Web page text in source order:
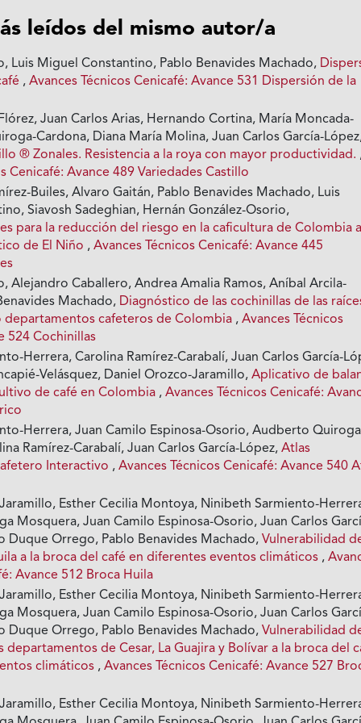
leídos del mismo autor/a
Luis Miguel Constantino, Pablo Benavides Machado,
,Avances Técnicos Cenicafé: Avance 531 Dispersión de la
Juan Carlos Arias, Hernando Cortina, María Moncada-
Cardona, Diana María Molina, Juan Carlos García-
® Zonales. Resistencia a la roya con mayor productividad.
Cenicafé: Avance 489 Variedades Castillo
Builes, Alvaro Gaitán, Pablo Benavides Machado, Luis
Siavosh Sadeghian, Hernán González-Osorio,
para la reducción del riesgo en la caficultura de Colombia
de El Niño ,Avances Técnicos Cenicafé: Avance 445
Alejandro Caballero, Andrea Amalia Ramos, Aníbal Arcila-
Machado, Diagnóstico de las cochinillas de las
departamentos cafeteros de Colombia ,Avances Técnicos
524 Cochinillas
Herrera, Carolina Ramírez-Carabalí, Juan Carlos García-
Velásquez, Daniel Orozco-Jaramillo,Aplicativo de
de café en Colombia ,Avances Técnicos Cenicafé:
Herrera, Juan Camilo Espinosa-Osorio, Audberto
Ramírez-Carabalí, Juan Carlos García-López,Atlas
Interactivo ,Avances Técnicos Cenicafé: Avance 540
Esther Cecilia Montoya, Ninibeth Sarmiento-
Mosquera, Juan Camilo Espinosa-Osorio, Juan Carlos
Duque Orrego, Pablo Benavides Machado,Vulnerabilidad
a la broca del café en diferentes eventos climáticos ,
Avance 512 Broca Huila
Esther Cecilia Montoya, Ninibeth Sarmiento-
Mosquera, Juan Camilo Espinosa-Osorio, Juan Carlos
Duque Orrego, Pablo Benavides Machado,Vulnerabilidad
departamentos de Cesar, La Guajira y Bolívar a la broca del
climáticos ,Avances Técnicos Cenicafé: Avance 527
Esther Cecilia Montoya, Ninibeth Sarmiento-